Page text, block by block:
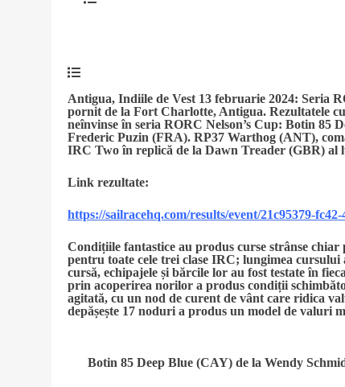
Antigua, Indiile de Vest 13 februarie 2024: Seria
pornit de la Fort Charlotte, Antigua. Rezultatele
neînvinse în seria RORC Nelson’s Cup: Botin 85
Frederic Puzin (FRA). RP37 Warthog (ANT),
IRC Two în replică de la Dawn Treader (GBR) al
Link rezultate:
https://sailracehq.com/results/event/21c95379-
Condițiile fantastice au produs curse strânse
pentru toate cele trei clase IRC; lungimea
cursă, echipajele și bărcile lor au fost testate în
prin acoperirea norilor a produs condiții
agitată, cu un nod de curent de vânt care ridica
depășește 17 noduri a produs un model de valuri
Botin 85 Deep Blue (CAY) de la Wendy